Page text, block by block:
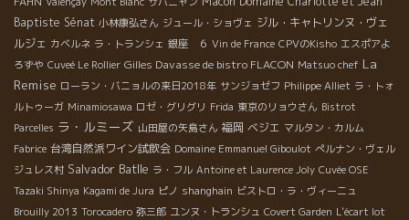
Baptiste Sénat 小林康弘さん ジュール・ショヴェ ジル・キャトリンヌ・ヴェ
ルジェ カベルネ ラ・トランシェ 銀座 ６ Vin de France CPVのKisho エスポアよ
ろずや Cuveé Le Rollier Gilles Davasse de bistro FLACON Matsuo chef La
Remise ローラン・バニョルの来日2018年 サンジョゼフ Philippe Alliet ラ・トォ
ルトゥーガ Minamiosawa ロゼ・グリグリ Frida 東京のリョウさん Bistrot
Parcelles ラ・ルミーズ 山田屋の矢島さん 福岡 ベジエ マルタン・カルム
Fabrice 台湾自然派ワイン試飲会 Domaine Emmanuel Giboulot ぺルナン・ヴェル
ジュレス村 Salvador Batlle ラ・フル Antoine et Laurence Joly Cuvée OSE
Tazaki Shinya Kagami de Jura ピノ shanghain ビストロ・ラ・ヴィーニュ
Brouilly 2013 Torocadero 弥三郎 ユンヌ・トランシュ Covert Garden L'écart lot